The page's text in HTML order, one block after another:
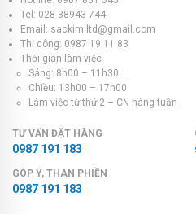
Tel: 028 38943 744
Email: sackim.ltd@gmail.com
Thi công: 0987 19 11 83
Thời gian làm việc
Sáng: 8h00 – 11h30
Chiều: 13h00 – 17h00
Làm việc từ thứ 2 – CN hàng tuần
TƯ VẤN ĐẶT HÀNG
0987 191 183
GÓP Ý, THAN PHIỀN
0987 191 183